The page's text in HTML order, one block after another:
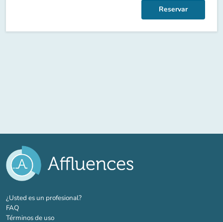
Reservar
¿Usted es un profesional?(nueva pestaña)
FAQ
Términos de uso